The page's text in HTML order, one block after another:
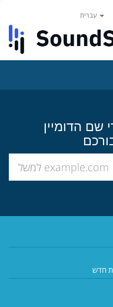
שם הדומיין
חדש